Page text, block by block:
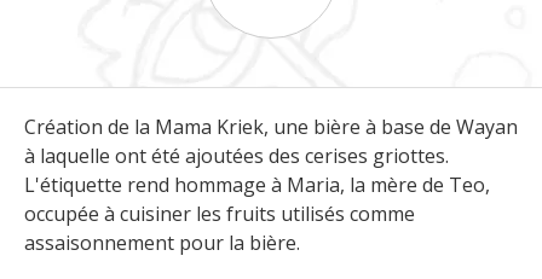
Création de la Mama Kriek, une bière à base de Wayan
à laquelle ont été ajoutées des cerises griottes.
L'étiquette rend hommage à Maria, la mère de Teo,
occupée à cuisiner les fruits utilisés comme
assaisonnement pour la bière.